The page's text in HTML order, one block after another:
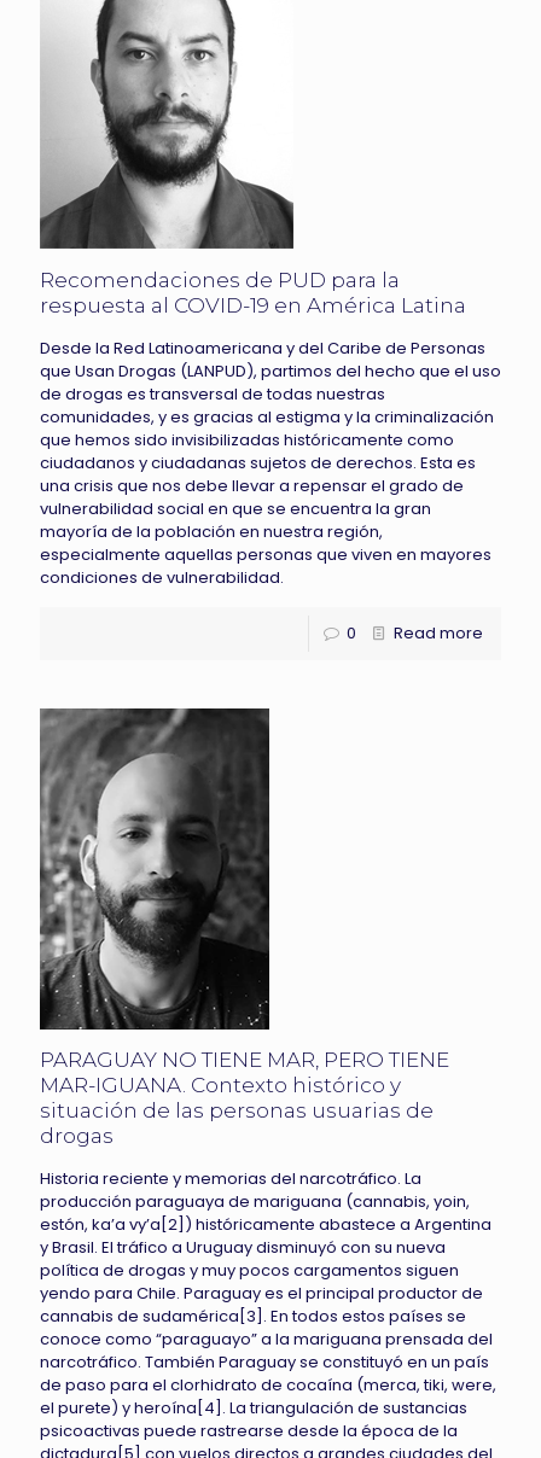
Recomendaciones de PUD para la
respuesta al COVID-19 en América Latina
Desde la Red Latinoamericana y del Caribe de Personas
que Usan Drogas (LANPUD), partimos del hecho que el uso
de drogas es transversal de todas nuestras
comunidades, y es gracias al estigma y la criminalización
que hemos sido invisibilizadas históricamente como
ciudadanos y ciudadanas sujetos de derechos. Esta es
una crisis que nos debe llevar a repensar el grado de
vulnerabilidad social en que se encuentra la gran
mayoría de la población en nuestra región,
especialmente aquellas personas que viven en mayores
condiciones de vulnerabilidad.
0 Read more
PARAGUAY NO TIENE MAR, PERO TIENE
MAR-IGUANA. Contexto histórico y
situación de las personas usuarias de
drogas
Historia reciente y memorias del narcotráfico. La
producción paraguaya de mariguana (cannabis, yoin,
estón, ka’a vy’a[2]) históricamente abastece a Argentina
y Brasil. El tráfico a Uruguay disminuyó con su nueva
política de drogas y muy pocos cargamentos siguen
yendo para Chile. Paraguay es el principal productor de
cannabis de sudamérica[3]. En todos estos países se
conoce como “paraguayo” a la mariguana prensada del
narcotráfico. También Paraguay se constituyó en un país
de paso para el clorhidrato de cocaína (merca, tiki, were,
el purete) y heroína[4]. La triangulación de sustancias
psicoactivas puede rastrearse desde la época de la